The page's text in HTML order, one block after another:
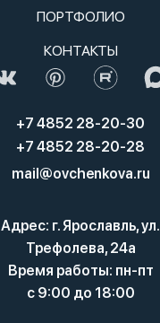
ПОРТФОЛИО
КОНТАКТЫ
+7 4852 28-20-30
+7 4852 28-20-28
mail@ovchenkova.ru
Адрес: г. Ярославль, ул.
Трефолева, 24а
Время работы: пн-пт
с 9:00 до 18:00